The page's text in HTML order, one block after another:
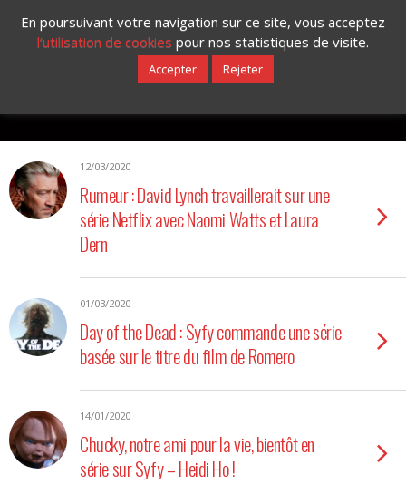
12/03/2020
Rumeur : David Lynch travaillerait sur une
série Netflix avec Naomi Watts et Laura
Dern
01/03/2020
Day of the Dead : Syfy commande une série
basée sur le titre du film de Romero
14/01/2020
Chucky, notre ami pour la vie, bientôt en
série sur Syfy – Heidi Ho !
En poursuivant votre navigation sur ce site, vous acceptez
l‘utilisation de cookies pour nos statistiques de visite.
Accepter Rejeter